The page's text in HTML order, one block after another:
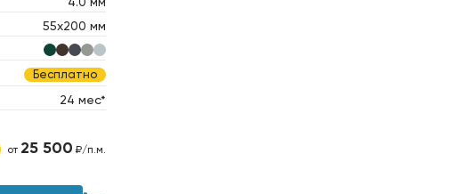
55х200 мм
Бесплатно
24 мес*
от 25 500 ₽/п.м.